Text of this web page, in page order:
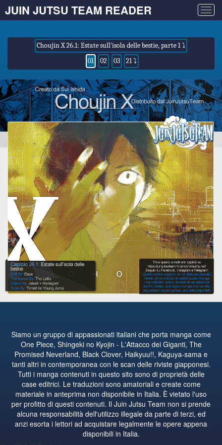
JUIN JUTSU TEAM READER
Choujin X 26.1: Estate sull'isola delle bestie, parte 1 ⤵
01
02 03 21 ⤵
Siamo un gruppo di appassionati italiani che porta manga come
One Piece, Shingeki no Kyojin - L'Attacco dei Giganti, The
Promised Neverland, Black Clover, Haikyuu!!, Kaguya-sama e
tanti altri in contemporanea con le scan delle riviste giapponesi.
Tutti i manga contenuti in questo sito sono di proprietà delle
case editrici. Le traduzioni sono amatoriali e create come
materiale in anteprima non disponibile in Italia. È vietato l'uso
per profitto di questi contenuti. Il Juin Jutsu Team non si prende
alcuna responsabilità dell'utilizzo illegale da parte di terzi, ed
anzi esorta i lettori ad acquistare legalmente le opere appena
disponibili in Italia.